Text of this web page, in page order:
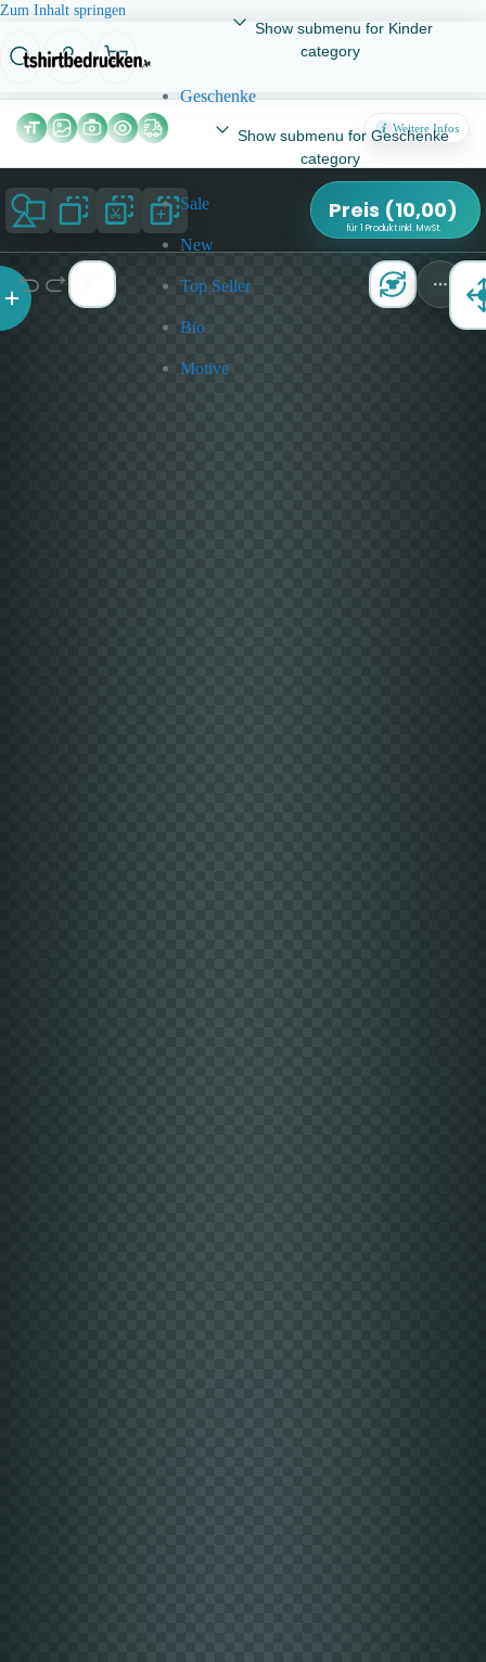
Zum Inhalt springen
Show submenu for Kinder
category
Geschenke
Show submenu for Geschenke
category
Sale
New
Top Seller
Bio
Motive
Weitere Infos
Preis (10,00)
für 1 Produkt inkl. MwSt.